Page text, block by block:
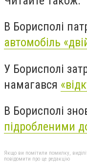
В Борисполі
автомобіль
У Борисполі
намагався
В Борисполі
підробленими
Якщо ви помітили помилку,
повідомити про це редакцію